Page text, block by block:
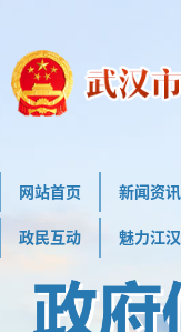
网站首页 新闻资讯
政民互动 魅力江汉